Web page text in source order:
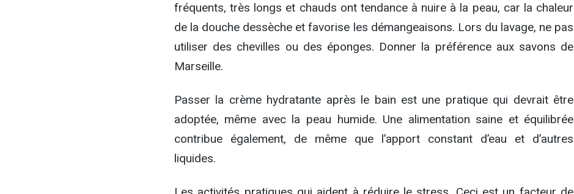
fréquents, très longs et chauds ont tendance à nuire à la peau, car la chaleur
de la douche dessèche et favorise les démangeaisons. Lors du lavage, ne pas
utiliser des chevilles ou des éponges. Donner la préférence aux savons de
Marseille.
Passer la crème hydratante après le bain est une pratique qui devrait être
adoptée, même avec la peau humide. Une alimentation saine et équilibrée
contribue également, de même que l’apport constant d’eau et d’autres
liquides.